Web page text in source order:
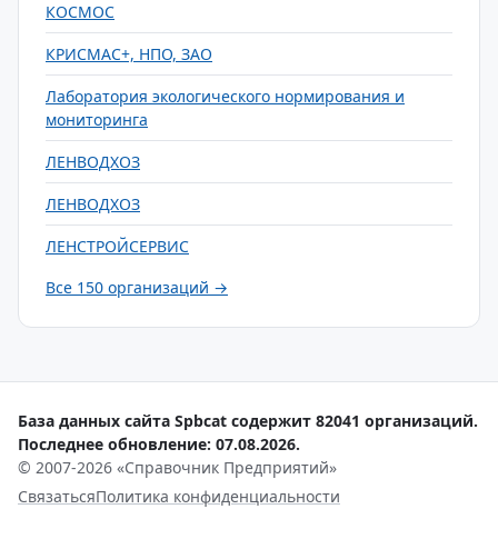
КОСМОС
КРИСМАС+, НПО, ЗАО
Лаборатория экологического нормирования и
мониторинга
ЛЕНВОДХОЗ
ЛЕНВОДХОЗ
ЛЕНСТРОЙСЕРВИС
Все 150 организаций →
База данных сайта Spbcat содержит 82041 организаций.
Последнее обновление: 07.08.2026.
© 2007-2026 «Справочник Предприятий»
СвязатьсяПолитика конфиденциальности